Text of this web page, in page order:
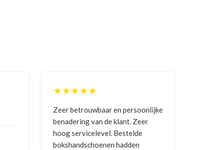
★★★★★
Zeer betrouwbaar en persoonlijke
benadering van de klant. Zeer
hoog servicelevel. Bestelde
bokshandschoenen hadden